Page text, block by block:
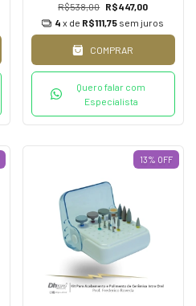
R$538,00 R$447,00
4 x de R$111,75 sem juros
COMPRAR
Quero falar com
Especialista
13% OFF